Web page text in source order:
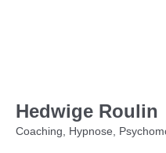
Hedwige Roulin
Coaching, Hypnose,